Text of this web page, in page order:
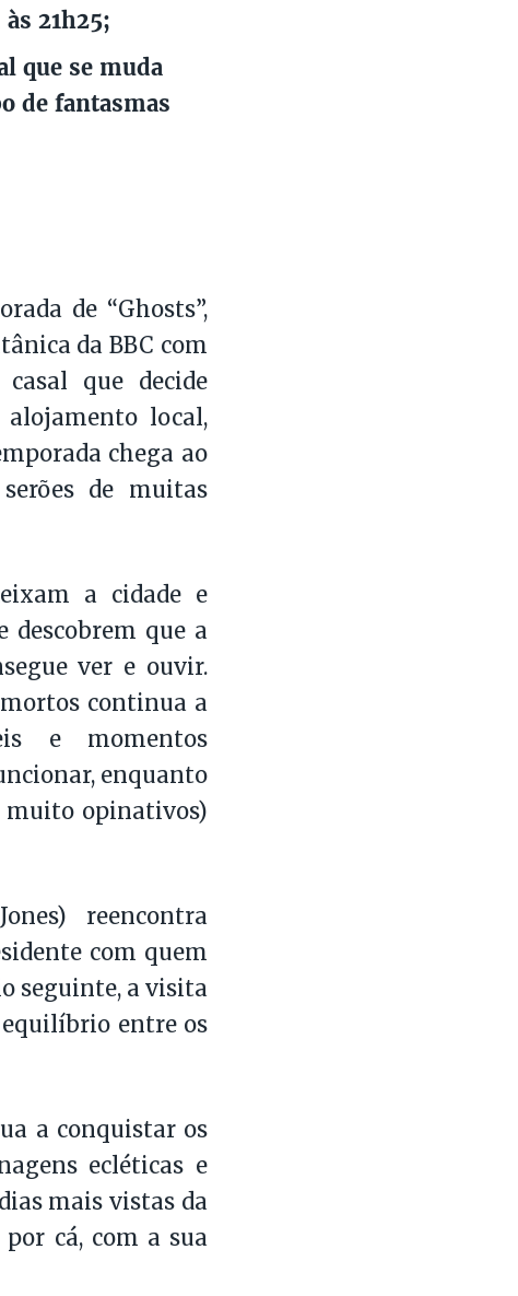
21h25;
que se muda
de fantasmas
de “Ghosts”,
da BBC com
que decide
local,
chega ao
de muitas
a cidade e
descobrem que a
ver e ouvir.
continua a
e momentos
enquanto
muito opinativos)
reencontra
com quem
seguinte, a visita
equilíbrio entre os
a conquistar os
ecléticas e
mais vistas da
por cá, com a sua